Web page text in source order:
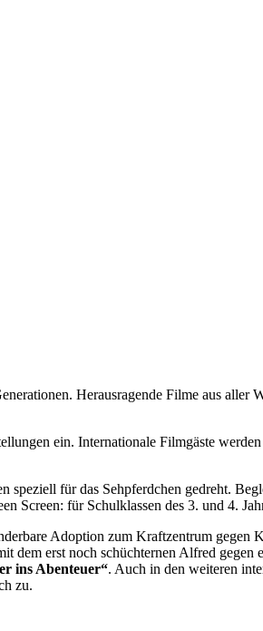
Herausragende Filme aus
ein. Internationale Filmgäste
speziell für das Sehpferdchen gedreht.
Screen: für Schulklassen des 3. und 4.
Adoption zum Kraftzentrum
dem erst noch schüchternen Alfred
ins Abenteuer“. Auch in den weiteren
zu.